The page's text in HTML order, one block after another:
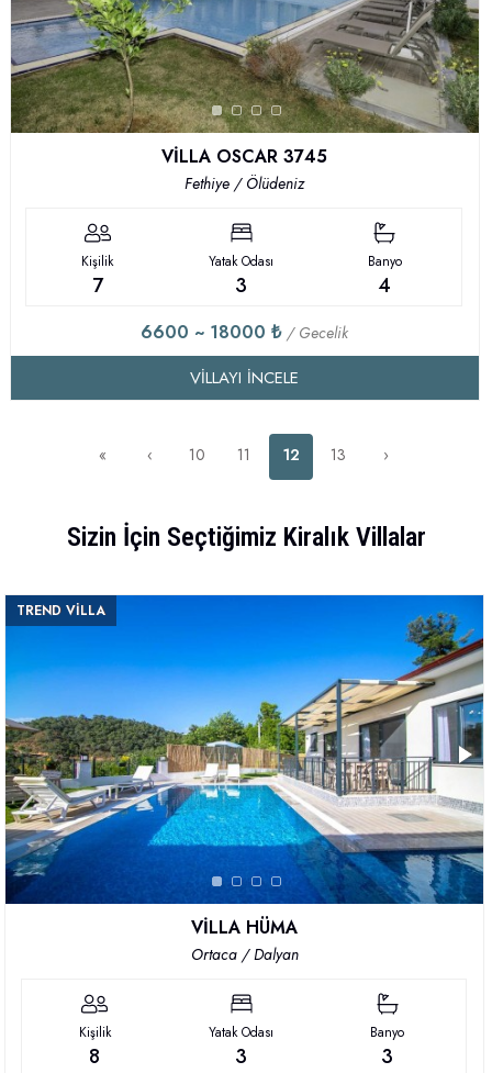
VİLLA OSCAR 3745
Fethiye / Ölüdeniz
Kişilik
7
Yatak Odası
3
Banyo
4
6600 ~ 18000 ₺ / Gecelik
VILLAYI İNCELE
« ‹ 10 11 12 13 ›
Sizin İçin Seçtiğimiz Kiralık Villalar
TREND VİLLA
VİLLA HÜMA
Ortaca / Dalyan
Kişilik
8
Yatak Odası
3
Banyo
3